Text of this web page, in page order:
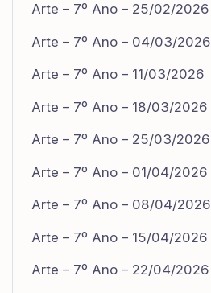
Arte – 7º Ano – 25/02/2026
Arte – 7º Ano – 04/03/2026
Arte – 7º Ano – 11/03/2026
Arte – 7º Ano – 18/03/2026
Arte – 7º Ano – 25/03/2026
Arte – 7º Ano – 01/04/2026
Arte – 7º Ano – 08/04/2026
Arte – 7º Ano – 15/04/2026
Arte – 7º Ano – 22/04/2026